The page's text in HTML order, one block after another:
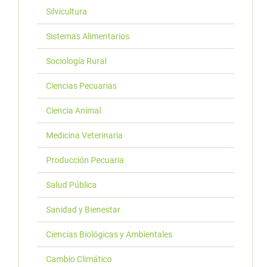
Silvicultura
Sistemas Alimentarios
Sociología Rural
Ciencias Pecuarias
Ciencia Animal
Medicina Veterinaria
Producción Pecuaria
Salud Pública
Sanidad y Bienestar
Ciencias Biológicas y Ambientales
Cambio Climático